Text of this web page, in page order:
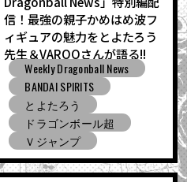
バンダイ
信！最強の親子かめはめ波フ
ィギュアの魅力をとよたろう
先生＆VAROQさんが語る!!
Weekly Dragonball News
BANDAI SPIRITS
とよたろう
ドラゴンボール超
Ｖジャンプ